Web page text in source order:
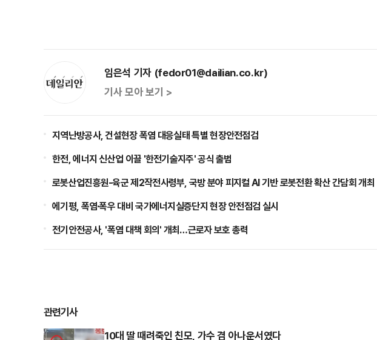
임은석 기자 (fedor01@dailian.co.kr)
기사 모아 보기 >
지역난방공사, 건설현장 폭염 대응실태 특별 현장안전점검
한전, 에너지 신산업 이끌 '한전기술지주' 공식 출범
로봇산업진흥원-육군 제2작전사령부, 국방 분야 피지컬 AI 기반 로봇전환 확산 간담회 개최
에기평, 폭염·폭우 대비 국가에너지실증단지 현장 안전점검 실시
전기안전공사, '폭염 대책 회의' 개최…근로자 보호 총력
관련기사
10대 딸 때려죽인 친모, 가수 겸 아나운서였다